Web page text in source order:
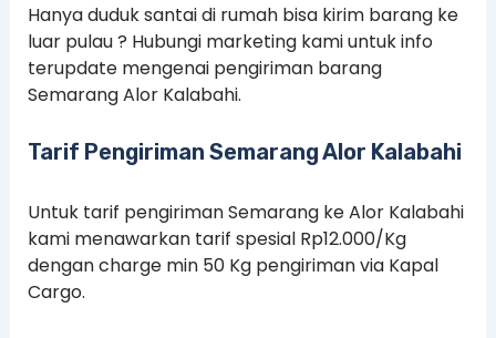
Hanya duduk santai di rumah bisa kirim barang ke
luar pulau ? Hubungi marketing kami untuk info
terupdate mengenai pengiriman barang
Semarang Alor Kalabahi.
Tarif Pengiriman Semarang Alor Kalabahi
Untuk tarif pengiriman Semarang ke Alor Kalabahi
kami menawarkan tarif spesial Rp12.000/Kg
dengan charge min 50 Kg pengiriman via Kapal
Cargo.